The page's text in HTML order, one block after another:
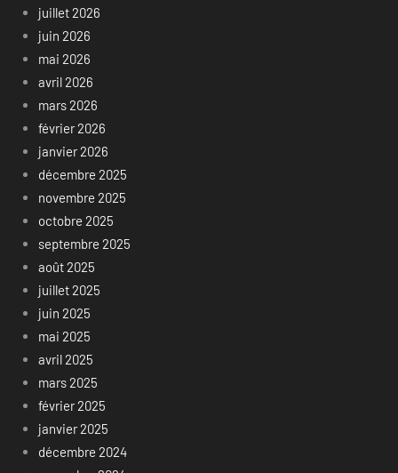
juillet 2026
juin 2026
mai 2026
avril 2026
mars 2026
février 2026
janvier 2026
décembre 2025
novembre 2025
octobre 2025
septembre 2025
août 2025
juillet 2025
juin 2025
mai 2025
avril 2025
mars 2025
février 2025
janvier 2025
décembre 2024